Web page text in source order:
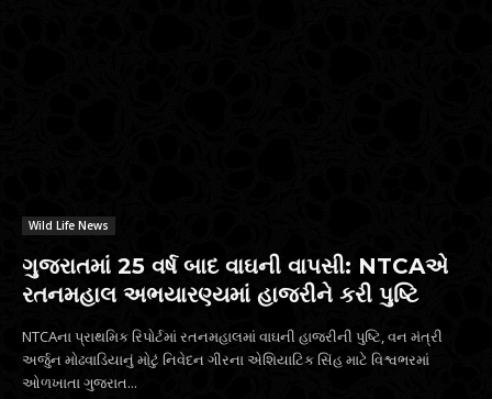
Wild Life News
ગુજરાતમાં 25 વર્ષ બાદ વાઘની વાપસી: NTCAએ
રતનમહાલ અભયારણ્યમાં હાજરીને કરી પુષ્ટિ
NTCAના પ્રાથમિક રિપોર્ટમાં રતનમહાલમાં વાઘની હાજરીની પુષ્ટિ, વન મંત્રી
અર્જુન મોઢવાડિયાનું મોટું નિવેદન ગીરના એશિયાટિક સિંહ માટે વિશ્વભરમાં
ઓળખાતા ગુજરાત...